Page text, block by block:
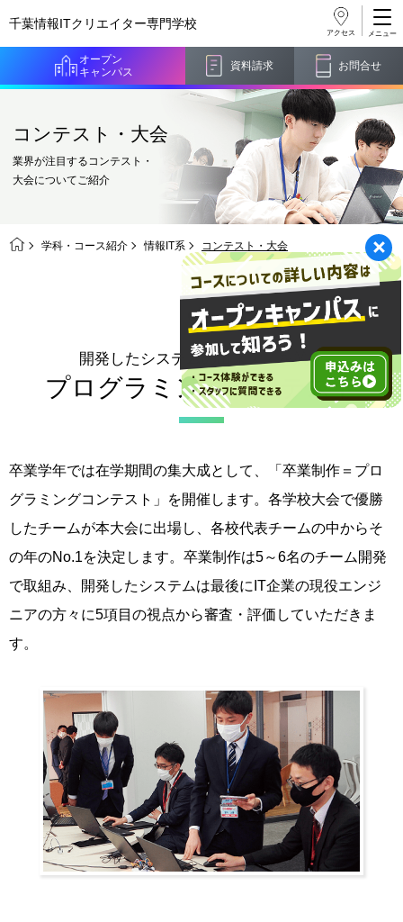
千葉情報ITクリエイター専門学校
オープン
キャンパス
資料請求 お問合せ
アクセス
コンテスト・大会
業界が注目するコンテスト・
大会についてご紹介
学科・コース紹介 情報IT系 コンテスト・大会
開発したシステムの出来栄えを競う
プログラミングコンテスト
卒業学年では在学期間の集大成として、「卒業制作＝プロ
グラミングコンテスト」を開催します。各学校大会で優勝
したチームが本大会に出場し、各校代表チームの中からそ
の年のNo.1を決定します。卒業制作は5～6名のチーム開発
で取組み、開発したシステムは最後にIT企業の現役エンジ
ニアの方々に5項目の視点から審査・評価していただきま
す。